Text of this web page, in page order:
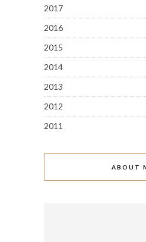
2017
2016
2015
2014
2013
2012
2011
ABOUT